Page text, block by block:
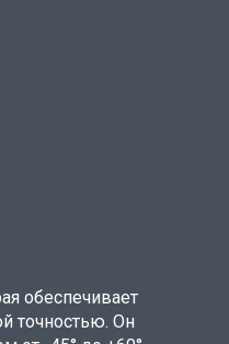
обеспечивает
точностью. Он